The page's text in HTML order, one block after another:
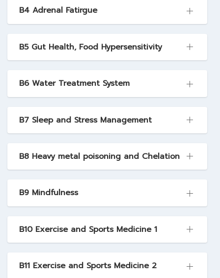
B4 Adrenal Fatirgue
B5 Gut Health, Food Hypersensitivity
B6 Water Treatment System
B7 Sleep and Stress Management
B8 Heavy metal poisoning and Chelation
B9 Mindfulness
B10 Exercise and Sports Medicine 1
B11 Exercise and Sports Medicine 2